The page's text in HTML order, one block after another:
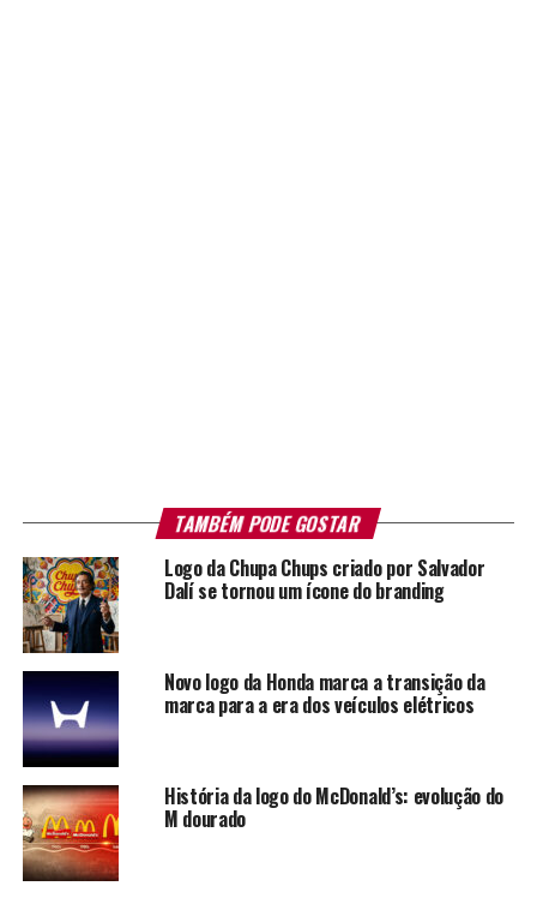
TAMBÉM PODE GOSTAR
Logo da Chupa Chups criado por Salvador
Dalí se tornou um ícone do branding
Novo logo da Honda marca a transição da
marca para a era dos veículos elétricos
História da logo do McDonald’s: evolução do
M dourado